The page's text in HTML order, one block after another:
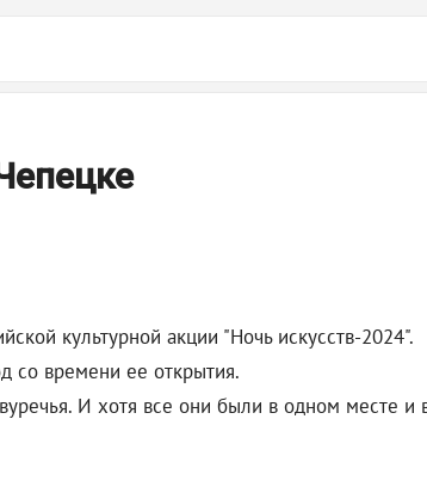
культурной акции "Ночь искусств-2024".
со времени ее открытия.
И хотя все они были в одном месте